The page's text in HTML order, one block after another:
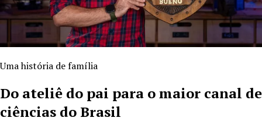
Uma história de família
Do ateliê do pai para o maior canal de
ciências do Brasil